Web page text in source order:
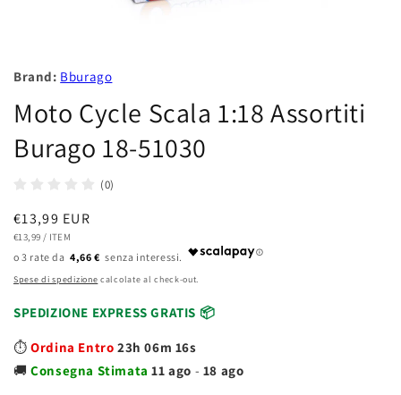
Brand: Bburago
Moto Cycle Scala 1:18 Assortiti
Burago 18-51030
(0)
Prezzo
di
listino
€13,99 EUR
PREZZO
€13,99 / PER
ITEM
4,66 €
Spese di spedizione calcolate al check-out.
SPEDIZIONE EXPRESS GRATIS 📦
⏱️Ordina Entro 23h 06m 15s
🚚Consegna Stimata11 ago - 18 ago